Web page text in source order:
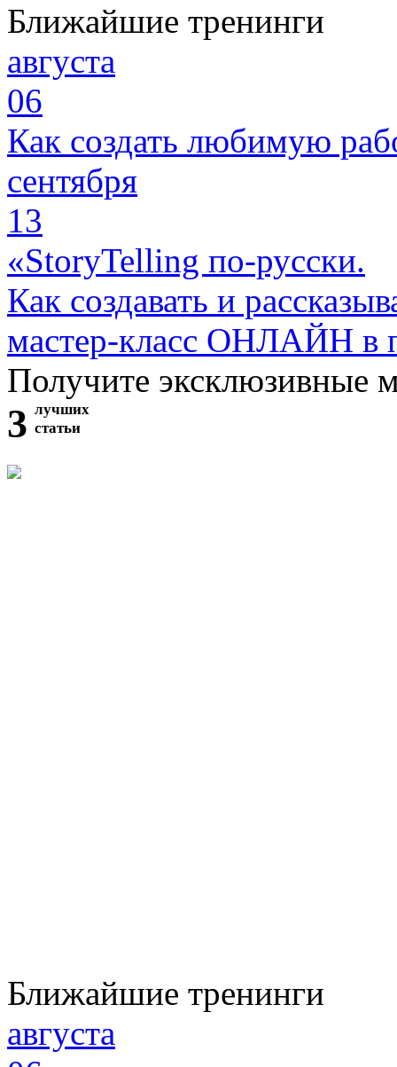
Ближайшие тренинги
августа
06
Как создать любимую
сентября
13
«StoryTelling по-русски.
Как создавать и
мастер-класс ОНЛАЙН в
Получите эксклюзивные
3 лучших
статьи
Ближайшие тренинги
августа